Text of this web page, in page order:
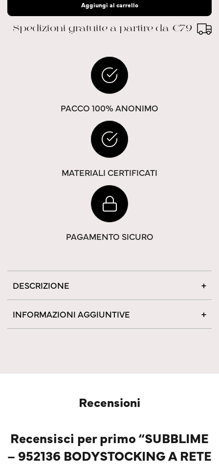
Aggiungi al carrello
Spedizioni gratuite a partire da €79
PACCO 100% ANONIMO
MATERIALI CERTIFICATI
PAGAMENTO SICURO
DESCRIZIONE
INFORMAZIONI AGGIUNTIVE
Recensioni
Recensisci per primo “SUBBLIME
– 952136 BODYSTOCKING A RETE